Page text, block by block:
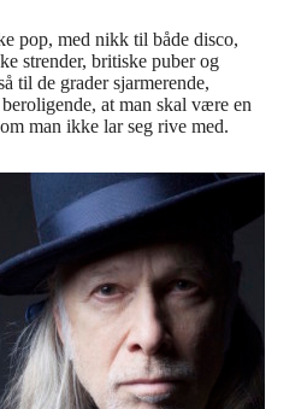
pop, med nikk til både disco,
strender, britiske puber og
til de grader sjarmerende,
at man skal være en
man ikke lar seg rive med.